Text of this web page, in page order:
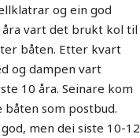
og ein god
åra vart det brukt kol til
båten. Etter kvart
og dampen vart
10 åra. Seinare kom
som postbud.
men dei siste 10-12